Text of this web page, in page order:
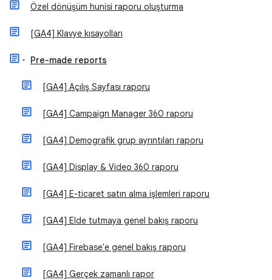
Özel dönüşüm hunisi raporu oluşturma
[GA4] Klavye kısayolları
Pre-made reports
[GA4] Açılış Sayfası raporu
[GA4] Campaign Manager 360 raporu
[GA4] Demografik grup ayrıntıları raporu
[GA4] Display & Video 360 raporu
[GA4] E-ticaret satın alma işlemleri raporu
[GA4] Elde tutmaya genel bakış raporu
[GA4] Firebase'e genel bakış raporu
[GA4] Gerçek zamanlı rapor